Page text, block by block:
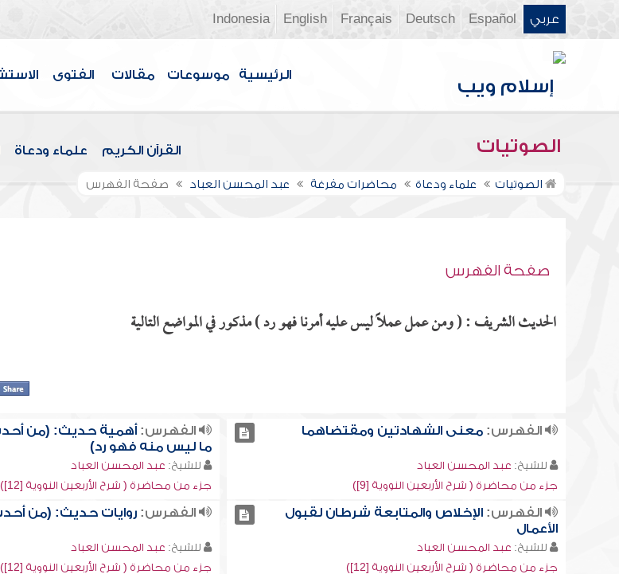
عربي Español
Deutsch
Français
English
Indonesia
الرئيسية موسوعات مقالات الفتوى
الصوتيات القرآن الكريم علماء ودعاة
الصوتيات علماء ودعاة محاضرات مفرغة عبد المحسن العباد صفحة الفهرس
صفحة الفهرس
الحديث الشريف : ( ومن عمل عملاً ليس عليه أمرنا فهو رد ) مذكور في المواضع التالية
الفهرس:معنى الشهادتين ومقتضاهما
للشيخ: عبد المحسن العباد
جزء من محاضرة ( شرح الأربعين النووية [9])
الفهرس: أهمية حديث: (من
ما ليس منه فهو رد)
للشيخ: عبد المحسن العباد
جزء من محاضرة ( شرح الأربعين النووية [12])
الفهرس:الإخلاص والمتابعة شرطان لقبول
الأعمال
للشيخ: عبد المحسن العباد
جزء من محاضرة ( شرح الأربعين النووية [12])
الفهرس: روايات حديث: (من
للشيخ: عبد المحسن العباد
جزء من محاضرة ( شرح الأربعين النووية [12])